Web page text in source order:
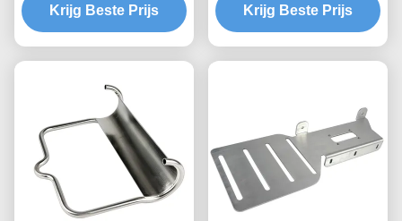
plaatoplossingen
Krijg Beste Prijs
Krijg Beste Prijs